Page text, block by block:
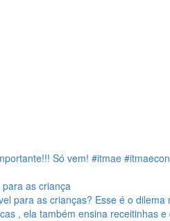
as criança